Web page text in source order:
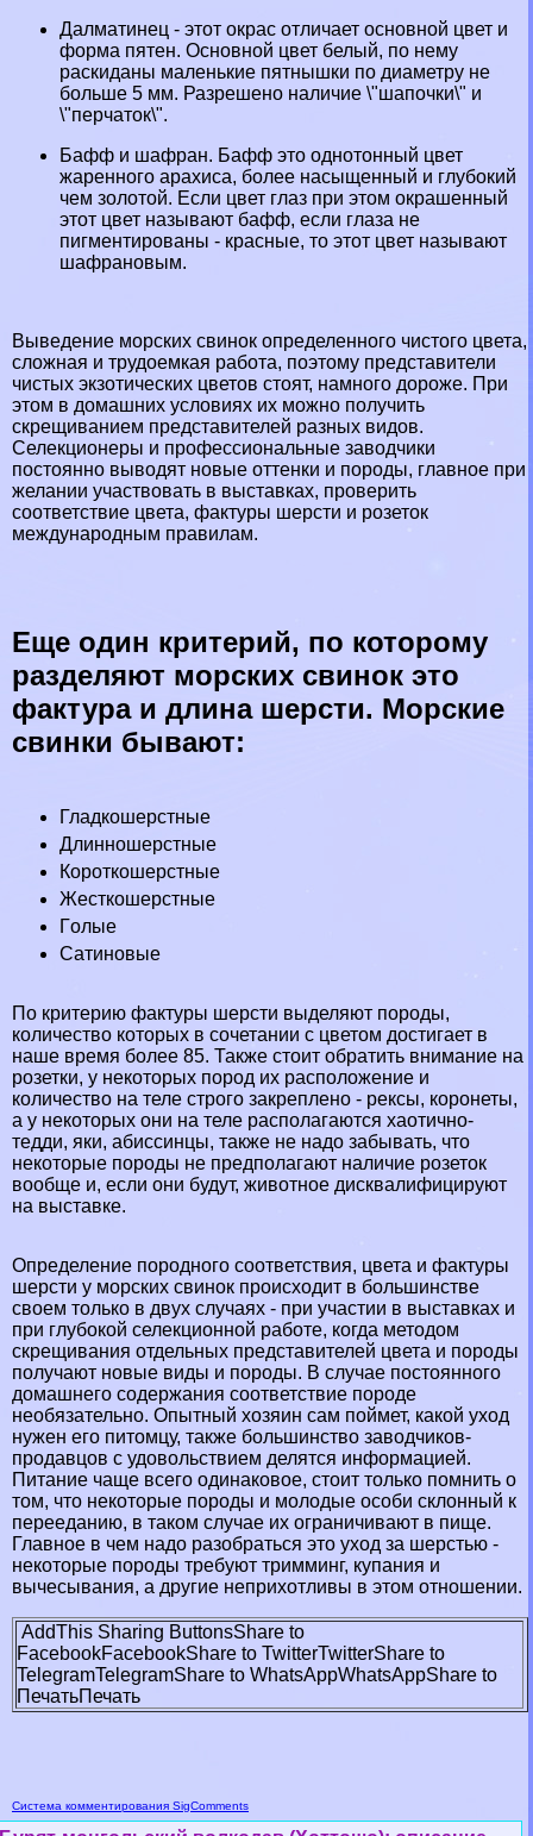
Далматинец - этот окрас отличает основной цвет и
форма пятен. Основной цвет белый, по нему
раскиданы маленькие пятнышки по диаметру не
больше 5 мм. Разрешено наличие \"шапочки\" и
\"перчаток\".
Бафф и шафран. Бафф это однотонный цвет
жаренного арахиса, более насыщенный и глубокий
чем золотой. Если цвет глаз при этом окрашенный
этот цвет называют бафф, если глаза не
пигментированы - красные, то этот цвет называют
шафрановым.
Выведение морских свинок определенного чистого цвета,
сложная и трудоемкая работа, поэтому представители
чистых экзотических цветов стоят, намного дороже. При
этом в домашних условиях их можно получить
скрещиванием представителей разных видов.
Селекционеры и профессиональные заводчики
постоянно выводят новые оттенки и породы, главное при
желании участвовать в выставках, проверить
соответствие цвета, фактуры шерсти и розеток
международным правилам.
Еще один критерий, по которому
разделяют морских свинок это
фактура и длина шерсти. Морские
свинки бывают:
Гладкошерстные
Длинношерстные
Короткошерстные
Жесткошерстные
Гoлые
Сатиновые
По критерию фактуры шерсти выделяют породы,
количество которых в сочетании с цветом достигает в
наше время более 85. Также стоит обратить внимание на
розетки, у некоторых пород их расположение и
количество на теле строго закреплено - рексы, коронеты,
а у некоторых они на теле располагаются хаотично-
тедди, яки, абиссинцы, также не надо забывать, что
некоторые породы не предполагают наличие розеток
вообще и, если они будут, животное дисквалифицируют
на выставке.
Определение породного соответствия, цвета и фактуры
шерсти у морских свинок происходит в большинстве
своем только в двух случаях - при участии в выставках и
при глубокой селекционной работе, когда методом
скрещивания отдельных представителей цвета и породы
получают новые виды и породы. В случае постоянного
домашнего содержания соответствие породе
необязательно. Опытный хозяин сам поймет, какой уход
нужен его питомцу, также большинство заводчиков-
продавцов с удовольствием делятся информацией.
Питание чаще всего одинаковое, стоит только помнить о
том, что некоторые породы и молодые особи склонный к
перееданию, в таком случае их ограничивают в пище.
Главное в чем надо разобраться это уход за шерстью -
некоторые породы требуют тримминг, купания и
вычесывания, а другие неприхотливы в этом отношении.
AddThis Sharing ButtonsShare to
FacebookFacebookShare to TwitterTwitterShare to
TelegramTelegramShare to WhatsAppWhatsAppShare to
ПечатьПечать
Система комментирования SigComments